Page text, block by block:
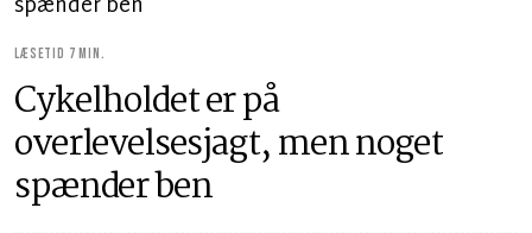
LÆSETID 7 MIN.
Cykelholdet er på
overlevelsesjagt, men noget
spænder ben